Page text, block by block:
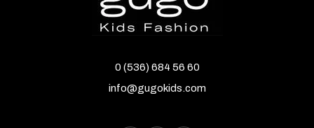
0 (536) 684 56 60
info@gugokids.com